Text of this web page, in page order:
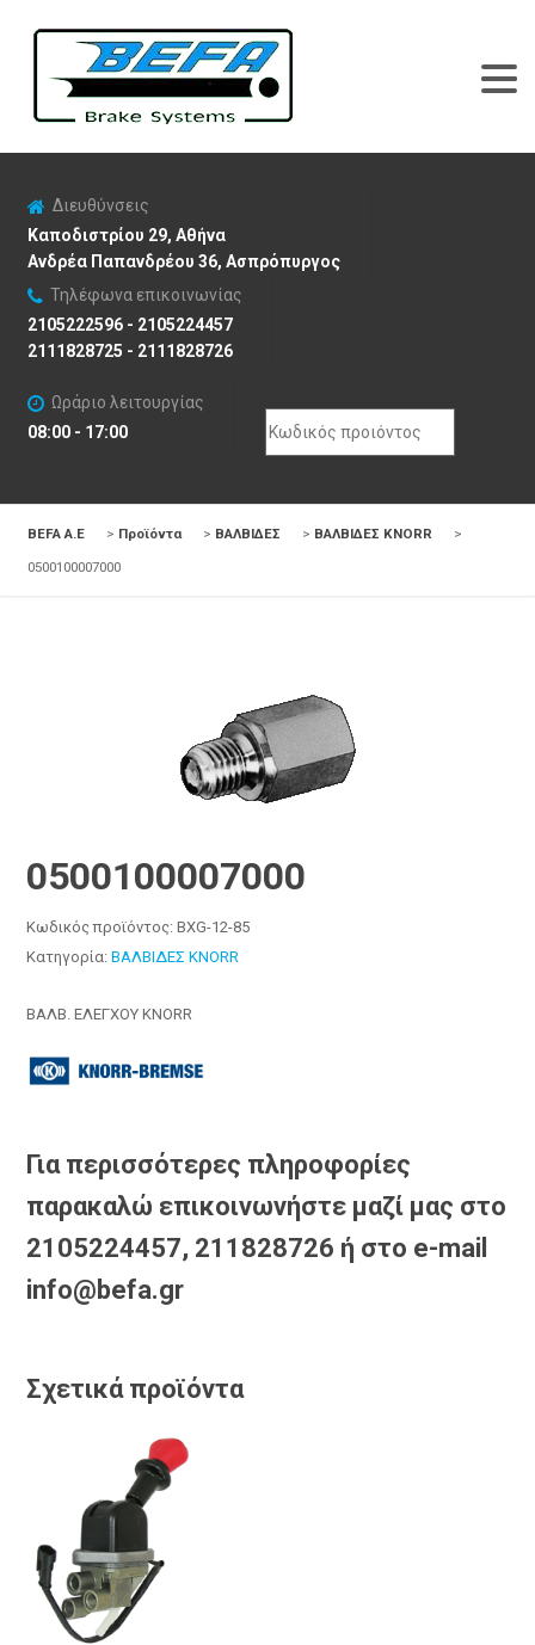
Διευθύνσεις
Καποδιστρίου 29, Αθήνα
Ανδρέα Παπανδρέου 36, Ασπρόπυργος
Τηλέφωνα επικοινωνίας
2105222596 - 2105224457
2111828725 - 2111828726
Ωράριο λειτουργίας
08:00 - 17:00
Search
for:
BEFA Α.Ε > Προϊόντα > ΒΑΛΒΙΔΕΣ > ΒΑΛΒΙΔΕΣ KNORR
>
0500100007000
0500100007000
Κωδικός προϊόντος:BXG-12-85
Κατηγορία:ΒΑΛΒΙΔΕΣ KNORR
ΒΑΛΒ. ΕΛΕΓΧΟΥ KNORR
Για περισσότερες πληροφορίες
παρακαλώ επικοινωνήστε μαζί μας στο
2105224457, 211828726 ή στο e-mail
info@befa.gr
Σχετικά προϊόντα